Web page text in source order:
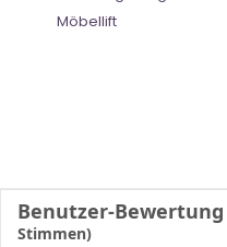
Möbellift
Benutzer-Bewertung
Stimmen)